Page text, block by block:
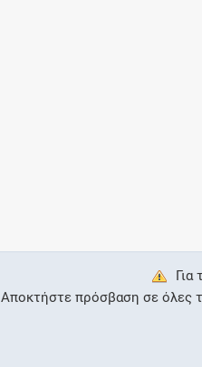
Για
Αποκτήστε πρόσβαση σε όλες